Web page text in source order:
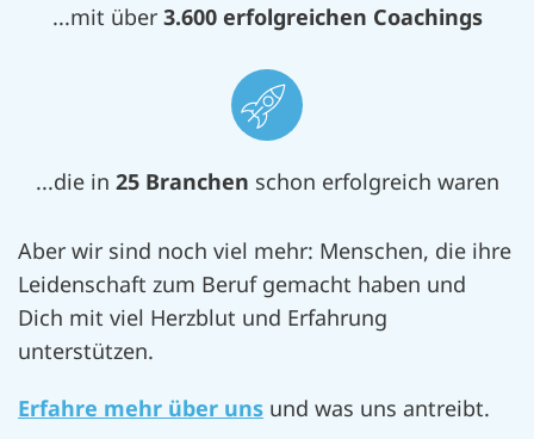
...mit über 3.600 erfolgreichen Coachings
...die in 25 Branchen schon erfolgreich waren
Aber wir sind noch viel mehr: Menschen, die ihre
Leidenschaft zum Beruf gemacht haben und
Dich mit viel Herzblut und Erfahrung
unterstützen.
Erfahre mehr über uns und was uns antreibt.